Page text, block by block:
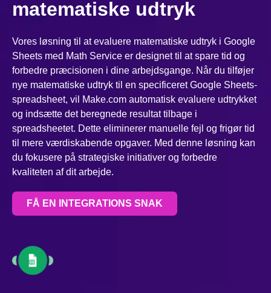
matematiske udtryk
Vores løsning til at evaluere matematiske udtryk i Google
Sheets med Math Service er designet til at spare tid og
forbedre præcisionen i dine arbejdsgange. Når du tilføjer
nye matematiske udtryk til en specificeret Google Sheets-
spreadsheet, vil Make.com automatisk evaluere udtrykket
og indsætte det beregnede resultat tilbage i
spreadsheetet. Dette eliminerer manuelle fejl og frigør tid
til mere værdiskabende opgaver. Med denne løsning kan
du fokusere på strategiske initiativer og forbedre
kvaliteten af dit arbejde.
FÅ EN INTEGRATIONS SNAK